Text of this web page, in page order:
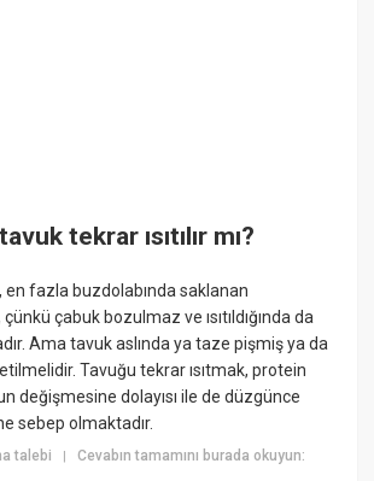
tekrar ısıtılır mı?
en fazla buzdolabında saklanan
çabuk bozulmaz ve ısıtıldığında da
Ama tavuk aslında ya taze pişmiş ya da
Tavuğu tekrar ısıtmak, protein
değişmesine dolayısı ile de düzgünce
sebep olmaktadır.
talebi |Cevabın tamamını burada okuyun: